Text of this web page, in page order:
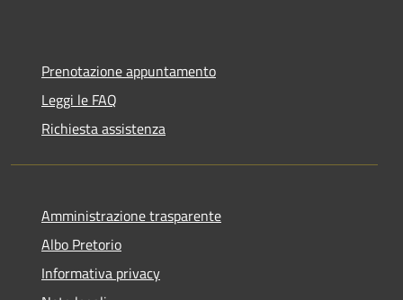
Prenotazione appuntamento
Leggi le FAQ
Richiesta assistenza
Amministrazione trasparente
Albo Pretorio
Informativa privacy